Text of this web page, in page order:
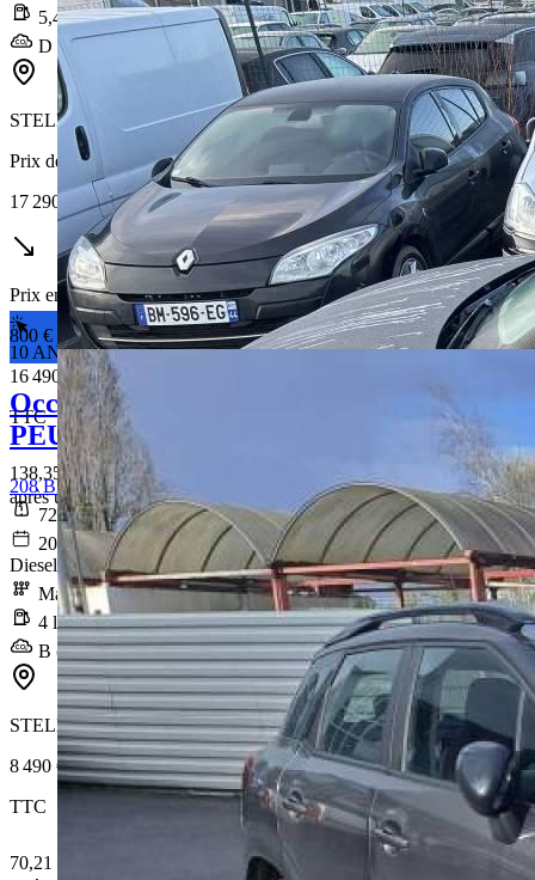
5,4 l/100km
D (143 g/km)
STELLANTIS &YOU ORVAULT
Prix de vente
17 290 €
Prix en baisse
800 €
16 490 €
TTC
138,35 € /Mois
après un premier loyer de 4 947 €
10 ANS DE GARANTIE*
Occasion
PEUGEOT 208
208 BLUEHDI 100 S&S BVM6 PREMIUM
72 841 km
2021-12-03
Diesel
Manuelle
4 l/100km
B (106 g/km)
STELLANTIS &YOU GENESTON
8 490 €
TTC
70,21 € /Mois